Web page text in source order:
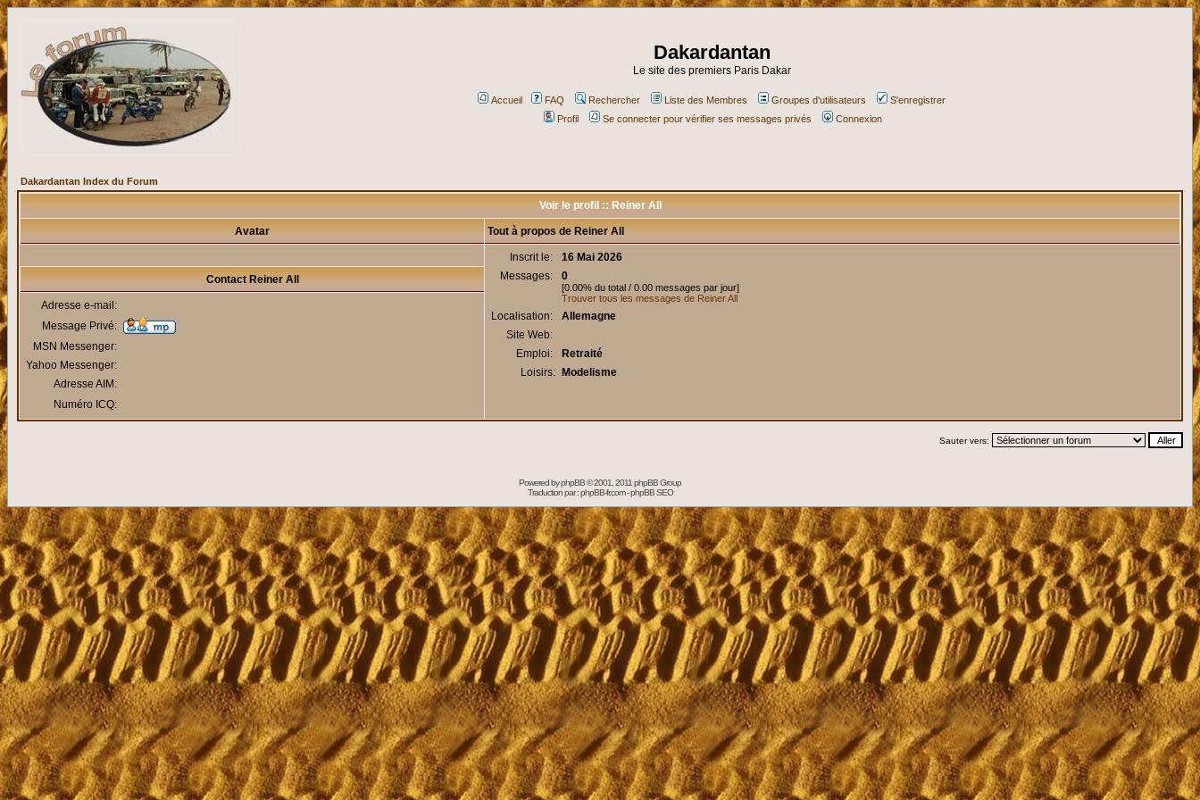
Dakardantan
Le site des premiers Paris Dakar
Accueil FAQ Rechercher Liste des Membres Groupes d'utilisateurs
S'enregistrer
Profil
Se connecter pour vérifier ses messages privés Connexion
Dakardantan Index du Forum
Voir le profil :: Reiner All
Avatar Tout à propos de Reiner All
Inscrit le:
16 Mai 2026
Messages:
0
[0.00% du total / 0.00 messages par jour]
Trouver tous les messages de Reiner All
Localisation:
Allemagne
Site Web:
Emploi:
Retraité
Loisirs:
Modelisme
Contact Reiner All
Adresse e-mail:
Message Privé:
MSN Messenger:
Yahoo Messenger:
Adresse AIM:
Numéro ICQ:
Sauter vers:
Powered byphpBB© 2001, 2011 phpBB Group
Traduction par :phpBB-fr.com-phpBB SEO